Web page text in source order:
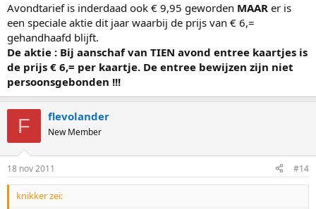
Avondtarief is inderdaad ook € 9,95 geworden MAAR er is
een speciale aktie dit jaar waarbij de prijs van € 6,=
gehandhaafd blijft.
De aktie : Bij aanschaf van TIEN avond entree kaartjes is
de prijs € 6,= per kaartje. De entree bewijzen zijn niet
persoonsgebonden !!!
F flevolander
New Member
18 nov 2011 #14
knikker zei: